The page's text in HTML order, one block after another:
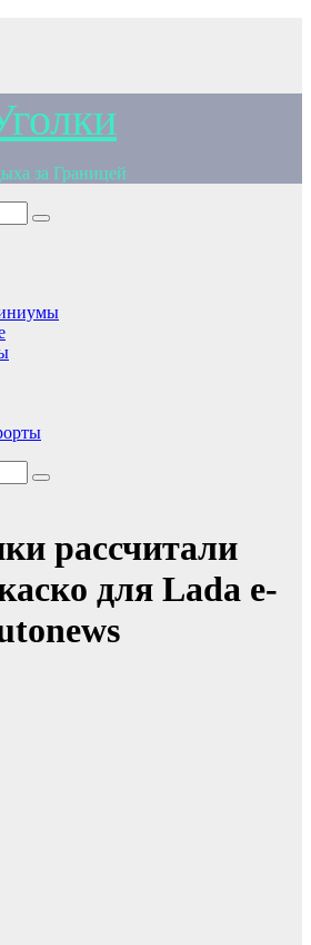
за Границей
рассчитали
для Lada e-